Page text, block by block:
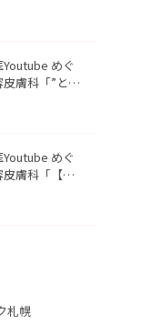
作用・リバ
た。
めぐ
膚科「”とお
本気で答え
めぐ
膚科「【ヒ
ド注入を美
札幌